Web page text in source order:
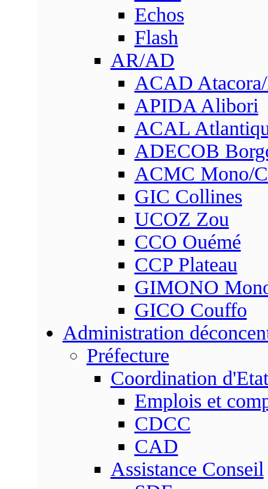
Echos
Flash
AR/AD
ACAD
APIDA Alibori
ACAL
ADECOB
ACMC Mono/
GIC Collines
UCOZ Zou
CCO Ouémé
CCP Plateau
GIMONO
GICO Couffo
Administration
Préfecture
Coordination d'Etat
Emplois et
CDCC
CAD
Assistance Conseil